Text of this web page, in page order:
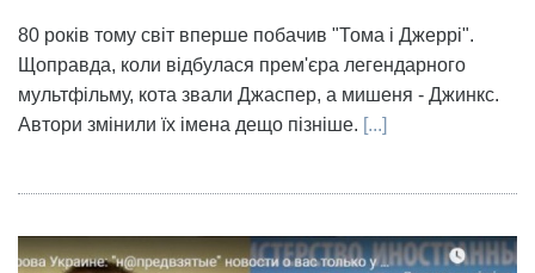
80 років тому світ вперше побачив "Тома і Джеррі".
Щоправда, коли відбулася прем'єра легендарного
мультфільму, кота звали Джаспер, а мишеня - Джинкс.
Автори змінили їх імена дещо пізніше. [...]